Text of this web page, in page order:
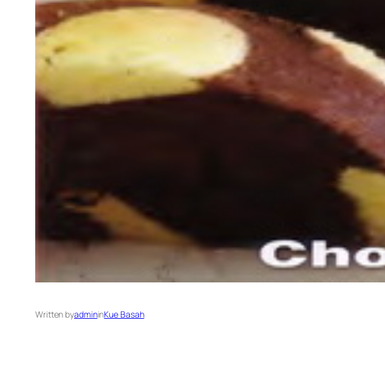
Written byadmininKue Basah